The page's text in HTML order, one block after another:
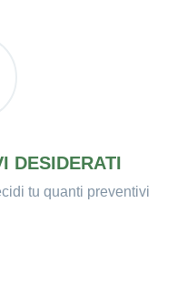
DESIDERATI
tu quanti preventivi